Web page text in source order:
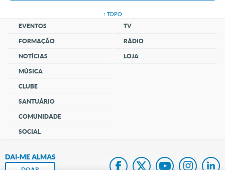
↑ TOPO
EVENTOS
FORMAÇÃO
NOTÍCIAS
MÚSICA
CLUBE
SANTUÁRIO
COMUNIDADE
SOCIAL
TV
RÁDIO
LOJA
DAI-ME ALMAS
DOAR